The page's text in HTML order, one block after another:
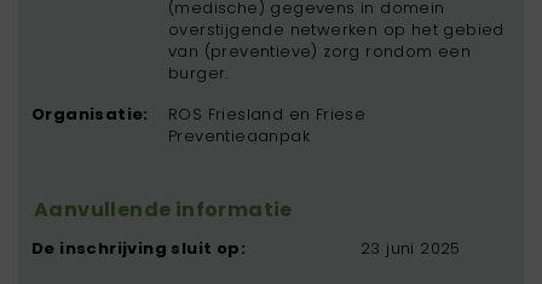
(medische) gegevens in domein
overstijgende netwerken op het gebied
van (preventieve) zorg rondom een
burger.
Organisatie:
ROS Friesland en Friese
Preventieaanpak
Aanvullende informatie
De inschrijving sluit op: 23 juni 2025